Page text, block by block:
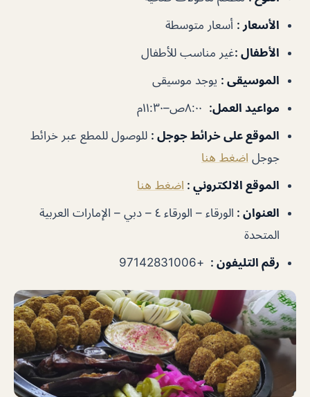
الأسعار : أسعار متوسطة
الأطفال :غير مناسب للأطفال
الموسيقى : يوجد موسيقى
مواعيد العمل:
الموقع على خرائط جوجل : للوصول للمطع عبر خرائط
جوجل اضغط هنا
الموقع الالكتروني : اضغط هنا
العنوان :
الورقاء – الورقاء ٤ – دبي – الإمارات العربية
المتحدة
رقم التليفون : +97142831006